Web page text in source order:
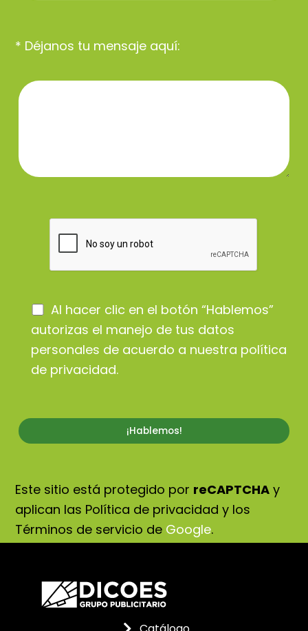
* Déjanos tu mensaje aquí:
Al hacer clic en el botón “Hablemos”
autorizas el manejo de tus datos
personales de acuerdo a nuestra política
de privacidad.
Este sitio está protegido por reCAPTCHA y
aplican las Política de privacidad y los
Términos de servicio de Google.